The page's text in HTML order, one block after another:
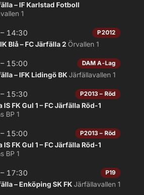
– IF Karlstad Fotboll
1
14:30 P2012
Blå – FC Järfälla 2 Örvallen 1
15:00 DAM A-Lag
– IFK Lidingö BK Järfällavallen 1
15:30 P2013 – Röd
IS FK Gul 1 – FC Järfälla Röd-1
BP 1
15:00 P2013 – Röd
IS FK Gul 1 – FC Järfälla Röd-1
BP 1
17:30 P19
– Enköping SK FK Järfällavallen 1